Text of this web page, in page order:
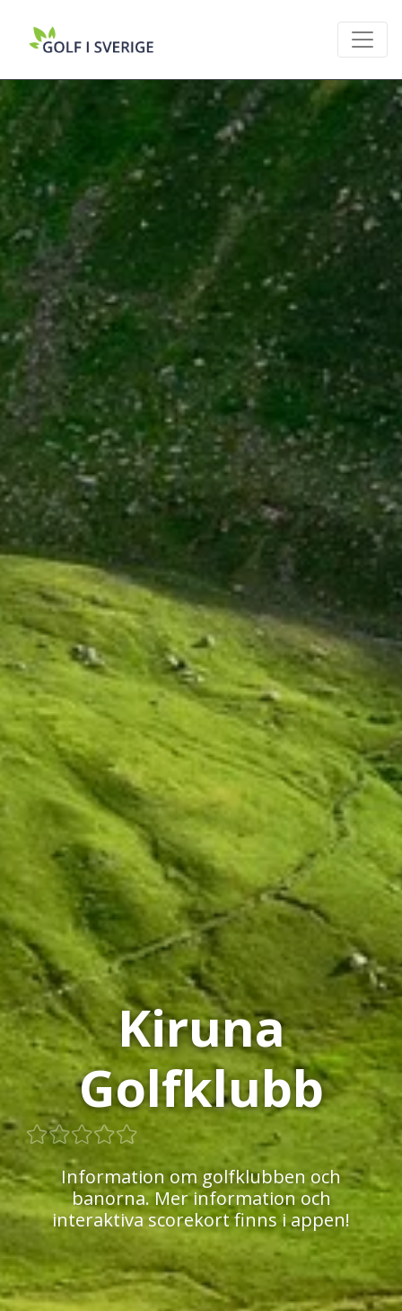
Kiruna
Golfklubb
Information om golfklubben och
banorna. Mer information och
interaktiva scorekort finns i appen!